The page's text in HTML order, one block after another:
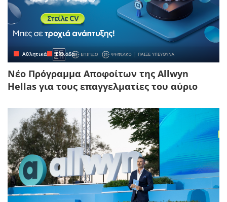
Αθλητικά Ελλάδα
Νέο Πρόγραμμα Αποφοίτων της Allwyn
Hellas για τους επαγγελματίες του αύριο